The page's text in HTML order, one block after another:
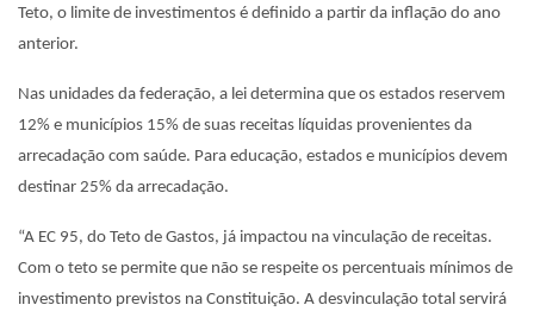
Teto, o limite de investimentos é definido a partir da inflação do ano
anterior.
Nas unidades da federação, a lei determina que os estados reservem
12% e municípios 15% de suas receitas líquidas provenientes da
arrecadação com saúde. Para educação, estados e municípios devem
destinar 25% da arrecadação.
“A EC 95, do Teto de Gastos, já impactou na vinculação de receitas.
Com o teto se permite que não se respeite os percentuais mínimos de
investimento previstos na Constituição. A desvinculação total servirá